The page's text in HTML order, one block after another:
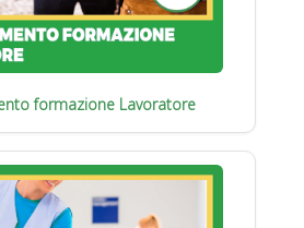
formazione Lavoratore